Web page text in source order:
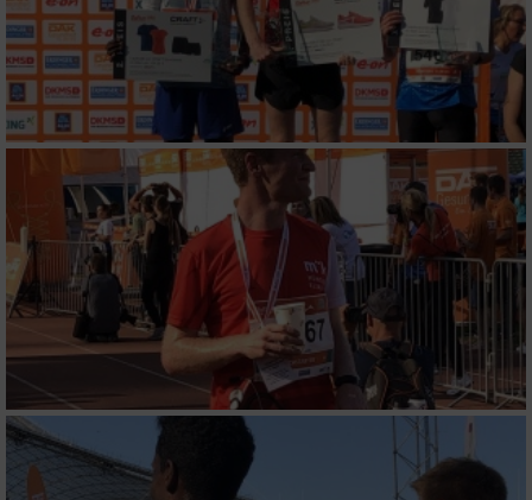
Verwendung reduzierter Daten zur Auswahl
von Werbeanzeigen
Erstellung von Profilen für personalisierte
Werbung
Verwendung von Profilen zur Auswahl
personalisierter Werbung
Erstellung von Profilen zur Personalisierung
von Inhalten
Verwendung von Profilen zur Auswahl
personalisierter Inhalte
Messung der Werbeleistung
Messung der Performance von Inhalten